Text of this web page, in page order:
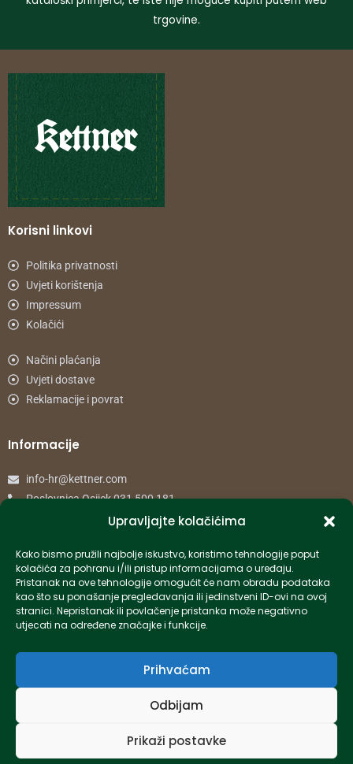
Upravljajte kolačićima
Kako bismo pružili najbolje iskustvo, koristimo tehnologije poput
kolačića za pohranu i/ili pristup informacijama o uređaju.
Pristanak na ove tehnologije omogućit će nam obradu podataka
kao što su ponašanje pregledavanja ili jedinstveni ID-ovi na ovoj
stranici. Nepristanak ili povlačenje pristanka može negativno
utjecati na određene značajke i funkcije.
Prihvaćam
Odbijam
Prikaži postavke
trgovine.
Korisni linkovi
Politika privatnosti
Uvjeti korištenja
Impressum
Kolačići
Načini plaćanja
Uvjeti dostave
Reklamacije i povrat
Informacije
info-hr@kettner.com
Poslovnica Osijek 031 500 181
Poslovnica Zagreb 01 7798 900
© 2024 Kettner. Sva prava pridržana.